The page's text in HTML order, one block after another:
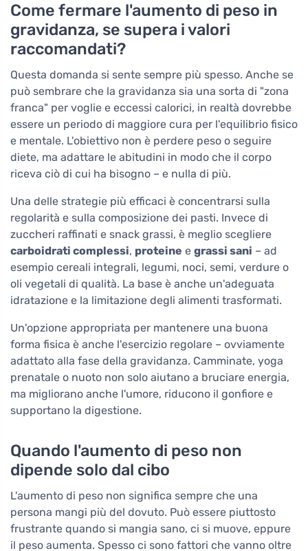
Come fermare l'aumento di peso in
gravidanza, se supera i valori
raccomandati?
Questa domanda si sente sempre più spesso. Anche se
può sembrare che la gravidanza sia una sorta di "zona
franca" per voglie e eccessi calorici, in realtà dovrebbe
essere un periodo di maggiore cura per l'equilibrio fisico
e mentale. L'obiettivo non è perdere peso o seguire
diete, ma adattare le abitudini in modo che il corpo
riceva ciò di cui ha bisogno – e nulla di più.
Una delle strategie più efficaci è concentrarsi sulla
regolarità e sulla composizione dei pasti. Invece di
zuccheri raffinati e snack grassi, è meglio scegliere
carboidrati complessi, proteine e grassi sani – ad
esempio cereali integrali, legumi, noci, semi, verdure o
oli vegetali di qualità. La base è anche un'adeguata
idratazione e la limitazione degli alimenti trasformati.
Un'opzione appropriata per mantenere una buona
forma fisica è anche l'esercizio regolare – ovviamente
adattato alla fase della gravidanza. Camminate, yoga
prenatale o nuoto non solo aiutano a bruciare energia,
ma migliorano anche l'umore, riducono il gonfiore e
supportano la digestione.
Quando l'aumento di peso non
dipende solo dal cibo
L'aumento di peso non significa sempre che una
persona mangi più del dovuto. Può essere piuttosto
frustrante quando si mangia sano, ci si muove, eppure
il peso aumenta. Spesso ci sono fattori che vanno oltre